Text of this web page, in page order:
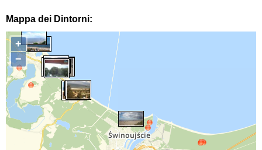
Mappa dei Dintorni:
+
−